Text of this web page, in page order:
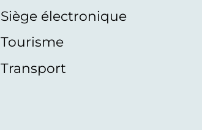
Siège électronique
Tourisme
Transport